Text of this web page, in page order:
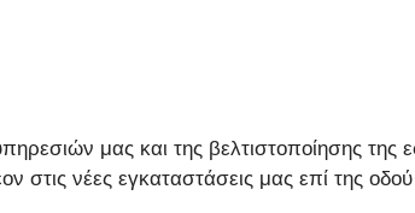
μας και της βελτιστοποίησης της
στις νέες εγκαταστάσεις μας επί της